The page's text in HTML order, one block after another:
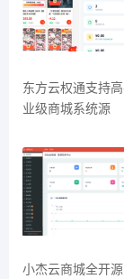
东方云权通支持
业级商城系统源
小杰云商城全开源